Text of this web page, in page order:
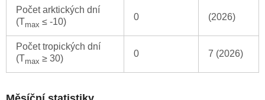
Počet arktických dní
(Tmax ≤ -10) 0 (2026)
Počet tropických dní
(Tmax ≥ 30) 0 7 (2026)